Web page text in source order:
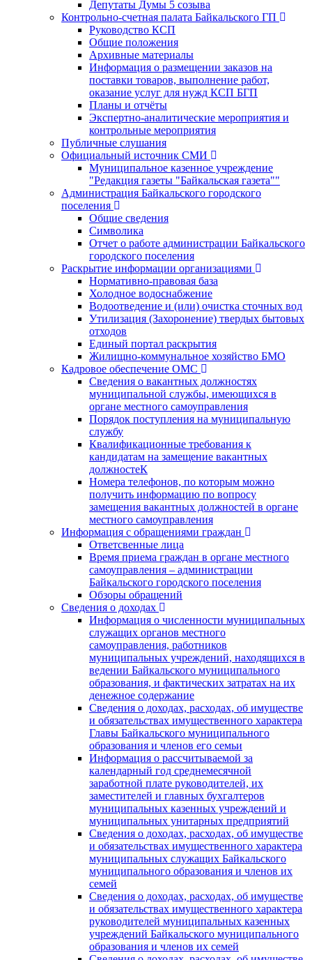
Депутаты Думы 5 созыва
Контрольно-счетная палата Байкальского ГП
Руководство КСП
Общие положения
Архивные материалы
Информация о размещении заказов на
поставки товаров, выполнение работ,
оказание услуг для нужд КСП БГП
Планы и отчёты
Экспертно-аналитические мероприятия и
контрольные мероприятия
Публичные слушания
Официальный источник СМИ
Муниципальное казенное учреждение
"Редакция газеты "Байкальская газета""
Администрация Байкальского городского
поселения
Общие сведения
Символика
Отчет о работе администрации Байкальского
городского поселения
Раскрытие информации организациями
Нормативно-правовая база
Холодное водоснабжение
Водоотведение и (или) очистка сточных вод
Утилизация (Захоронение) твердых бытовых
отходов
Единый портал раскрытия
Жилищно-коммунальное хозяйство БМО
Кадровое обеспечение ОМС
Сведения о вакантных должностях
муниципальной службы, имеющихся в
органе местного самоуправления
Порядок поступления на муниципальную
службу
Квалификационные требования к
кандидатам на замещение вакантных
должностеК
Номера телефонов, по которым можно
получить информацию по вопросу
замещения вакантных должностей в органе
местного самоуправления
Информация с обращениями граждан
Ответсвенные лица
Время приема граждан в органе местного
самоуправления – администрации
Байкальского городского поселения
Обзоры обращений
Сведения о доходах
Информация о численности муниципальных
служащих органов местного
самоуправления, работников
муниципальных учреждений, находящихся в
ведении Байкальского муниципального
образования, и фактических затратах на их
денежное содержание
Сведения о доходах, расходах, об имуществе
и обязательствах имущественного характера
Главы Байкальского муниципального
образования и членов его семьи
Информация о рассчитываемой за
календарный год среднемесячной
заработной плате руководителей, их
заместителей и главных бухгалтеров
муниципальных казенных учреждений и
муниципальных унитарных предприятий
Сведения о доходах, расходах, об имуществе
и обязательствах имущественного характера
муниципальных служащих Байкальского
муниципального образования и членов их
семей
Сведения о доходах, расходах, об имуществе
и обязательствах имущественного характера
руководителей муниципальных казенных
учреждений Байкальского муниципального
образования и членов их семей